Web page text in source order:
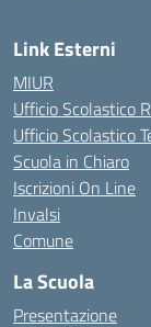
Link Esterni
MIUR
Ufficio Scolastico
Ufficio Scolastico
Scuola in Chiaro
Iscrizioni On Line
Invalsi
Comune
La Scuola
Presentazione